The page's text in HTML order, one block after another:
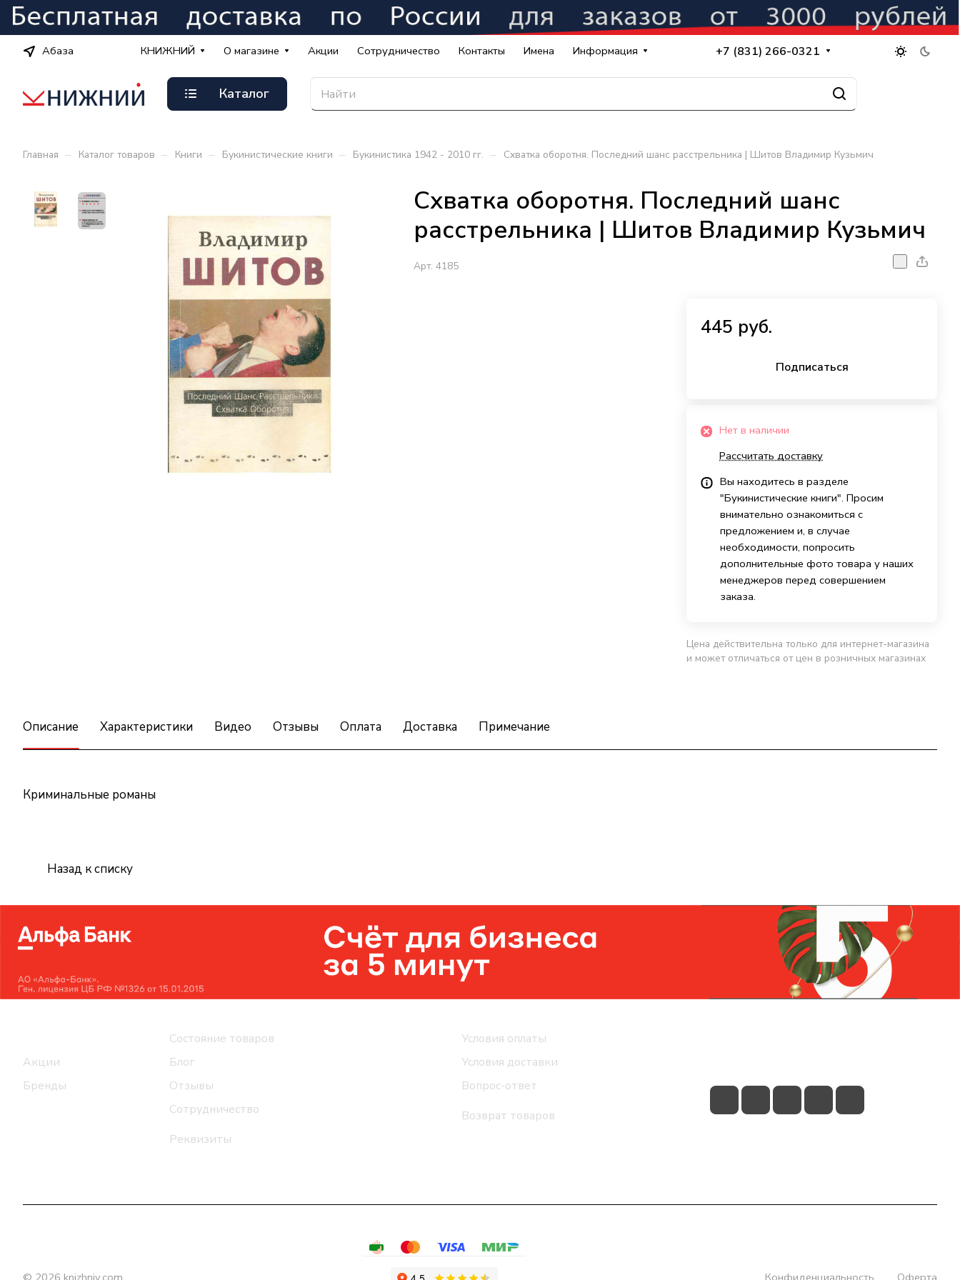
Абаза КНИЖНИЙ О магазине Акции Сотрудничество Контакты Имена Информация +7 (831) 266-0321
Каталог
Главная – Каталог товаров – Книги – Букинистические книги – Букинистика 1942 - 2010 гг. – Схватка оборотня. Последний шанс расстрельника | Шитов Владимир Кузьмич
Схватка оборотня. Последний шанс
расстрельника | Шитов Владимир Кузьмич
Арт. 4185
445 руб.
Подписаться
Нет в наличии
Рассчитать доставку
Вы находитесь в разделе
"Букинистические книги". Просим
внимательно ознакомиться с
предложением и, в случае
необходимости, попросить
дополнительные фото товара у наших
менеджеров перед совершением
заказа.
Цена действительна только для интернет-магазина
и может отличаться от цен в розничных магазинах
Описание Характеристики Видео Отзывы Оплата Доставка Примечание
Криминальные романы
Назад к списку
Акции
Бренды
Состояние товаров
Блог
Отзывы
Сотрудничество
Реквизиты
Условия оплаты
Условия доставки
Вопрос-ответ
Возврат товаров